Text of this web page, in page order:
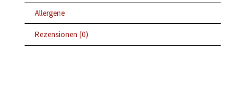
Allergene
Rezensionen (0)